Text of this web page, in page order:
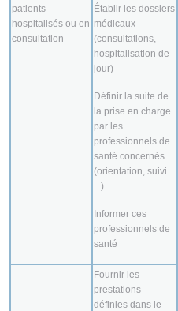
patients
hospitalisés ou en
consultation
Établir les dossiers
médicaux
(consultations,
hospitalisation de
jour)
Définir la suite de
la prise en charge
par les
professionnels de
santé concernés
(orientation, suivi
...)
Informer ces
professionnels de
santé
Fournir les
prestations
définies dans le